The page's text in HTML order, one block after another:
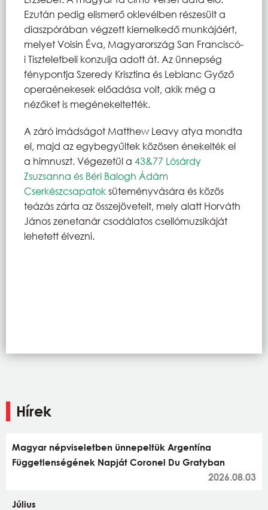
Ezután pedig elismerő oklevélben részesült a
diaszpórában végzett kiemelkedő munkájáért,
melyet Voisin Éva, Magyarország San Franciscó-
i Tiszteletbeli konzulja adott át. Az ünnepség
fénypontja Szeredy Krisztina és Leblanc Győző
operaénekesek előadása volt, akik még a
nézőket is megénekeltették.
A záró imádságot Matthew Leavy atya mondta
el, majd az egybegyűltek közösen énekelték el
a himnuszt. Végezetül a 43&77 Lósárdy
Zsuzsanna és Béri Balogh Ádám
Cserkészcsapatoksüteményvására és közös
teázás zárta az összejövetelt, mely alatt Horváth
János zenetanár csodálatos csellómuzsikáját
lehetett élvezni.
Hírek
Magyar népviseletben ünnepeltük Argentína
Függetlenségének Napját Coronel Du Gratyban
2026.08.03
Július